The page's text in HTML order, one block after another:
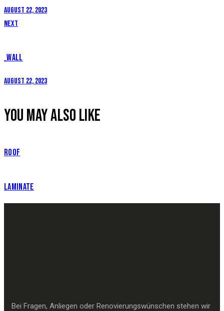
August 22, 2023
Next
_WALL
August 22, 2023
YOU MAY ALSO LIKE
ROOF
LAMINATE
Bei Fragen, Anliegen oder Renovierungswünschen stehen wir